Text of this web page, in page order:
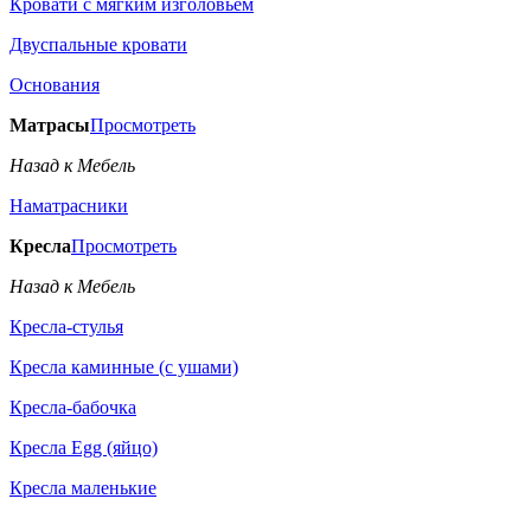
Кровати с мягким изголовьем
Двуспальные кровати
Основания
МатрасыПросмотреть
Назад к Мебель
Наматрасники
КреслаПросмотреть
Назад к Мебель
Кресла-стулья
Кресла каминные (с ушами)
Кресла-бабочка
Кресла Egg (яйцо)
Кресла маленькие